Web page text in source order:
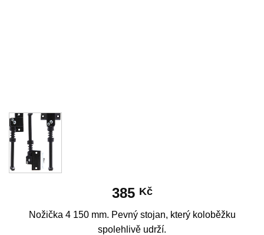
385 Kč
Nožička 4 150 mm. Pevný stojan, který koloběžku
spolehlivě udrží.